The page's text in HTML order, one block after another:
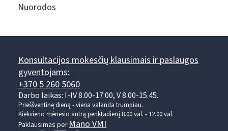
Nuorodos
Konsultacijos mokesčių klausimais ir paslaugos
gyventojams:
+370 5 260 5060
Darbo laikas: I-IV 8.00-17.00, V 8.00-15.45.
Prieššventinę dieną - viena valanda trumpiau.
Kiekvieno mėnesio antrą penktadienį 8.00 val. - 12.00 val.
Paklausimas per Mano VMI